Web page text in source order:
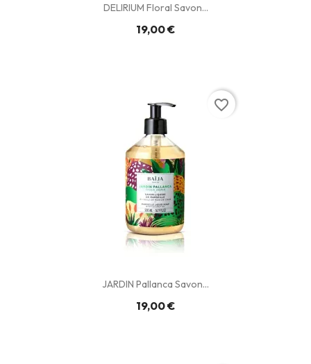
DELIRIUM Floral Savon...
19,00 €
JARDIN Pallanca Savon...
19,00 €
favorite_border